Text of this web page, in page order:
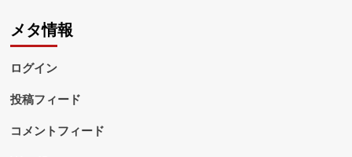
メタ情報
ログイン
投稿フィード
コメントフィード